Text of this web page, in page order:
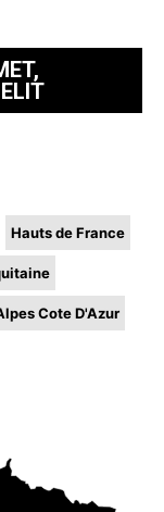
Hauts de France
Cote D'Azur